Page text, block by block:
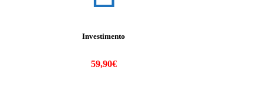
Investimento
59,90€